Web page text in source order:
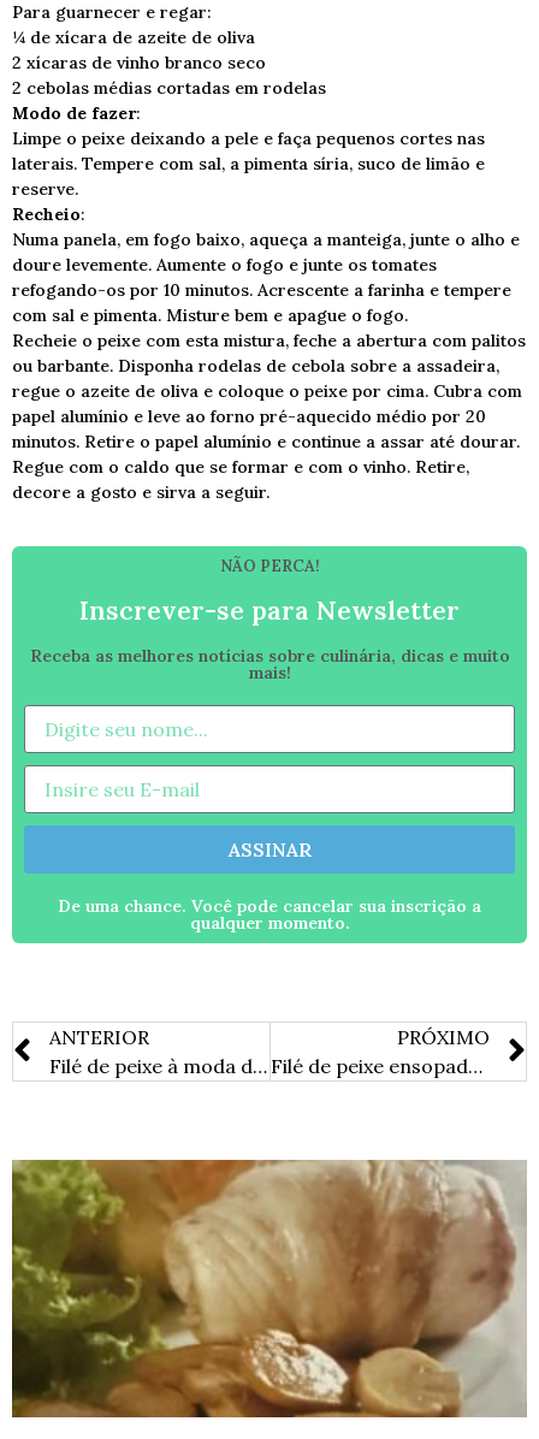
Para guarnecer e regar:
¼ de xícara de azeite de oliva
2 xícaras de vinho branco seco
2 cebolas médias cortadas em rodelas
Modo de fazer:
Limpe o peixe deixando a pele e faça pequenos cortes nas
laterais. Tempere com sal, a pimenta síria, suco de limão e
reserve.
Recheio:
Numa panela, em fogo baixo, aqueça a manteiga, junte o alho e
doure levemente. Aumente o fogo e junte os tomates
refogando-os por 10 minutos. Acrescente a farinha e tempere
com sal e pimenta. Misture bem e apague o fogo.
Recheie o peixe com esta mistura, feche a abertura com palitos
ou barbante. Disponha rodelas de cebola sobre a assadeira,
regue o azeite de oliva e coloque o peixe por cima. Cubra com
papel alumínio e leve ao forno pré-aquecido médio por 20
minutos. Retire o papel alumínio e continue a assar até dourar.
Regue com o caldo que se formar e com o vinho. Retire,
decore a gosto e sirva a seguir.
NÃO PERCA!
Inscrever-se para Newsletter
Receba as melhores notícias sobre culinária, dicas e muito
mais!
ASSINAR
De uma chance. Você pode cancelar sua inscrição a
qualquer momento.
ANTERIOR
Filé de peixe à moda da Chef
PRÓXIMO
Filé de peixe ensopado com camarão e refogado de banana da terra.